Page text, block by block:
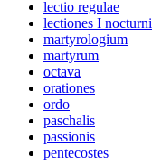
lectio regulae
lectiones I nocturni
martyrologium
martyrum
octava
orationes
ordo
paschalis
passionis
pentecostes